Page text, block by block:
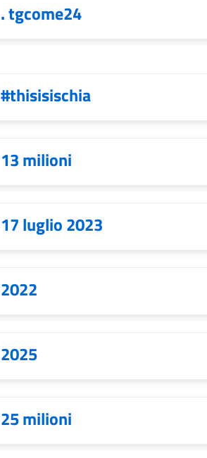
. tgcome24
#thisisischia
13 milioni
17 luglio 2023
2022
2025
25 milioni